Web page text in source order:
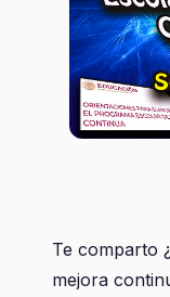
Te comparto
mejora